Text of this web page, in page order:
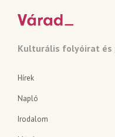
Kulturális folyóirat és
Hírek
Napló
Irodalom